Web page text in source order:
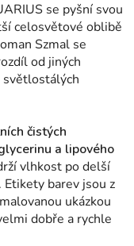
se pyšní svou
celosvětové oblibě
Szmal se
od jiných
světlostálých
čistých
a lipového
vlhkost po delší
Etikety barev jsou z
ukázkou
dobře a rychle